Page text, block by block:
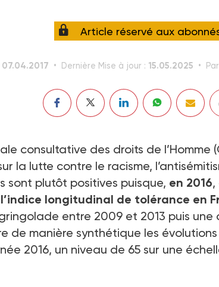
Article réservé aux
07.04.2017 Dernière Mise à jour : 15.05.2025
consultative des droits de l’Homme
la lutte contre le racisme,
sont plutôt positives puisque, en 2016,
l’indice longitudinal de tolérance en
entre 2009 et 2013 puis une
de manière synthétique les
2016, un niveau de 65 sur une